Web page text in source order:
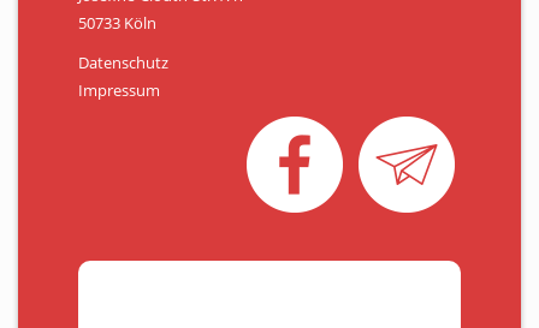
50733 Köln
Datenschutz
Impressum